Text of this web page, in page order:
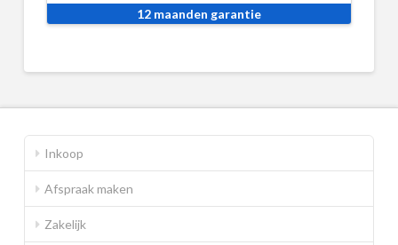
12 maanden garantie
Inkoop
Afspraak maken
Zakelijk